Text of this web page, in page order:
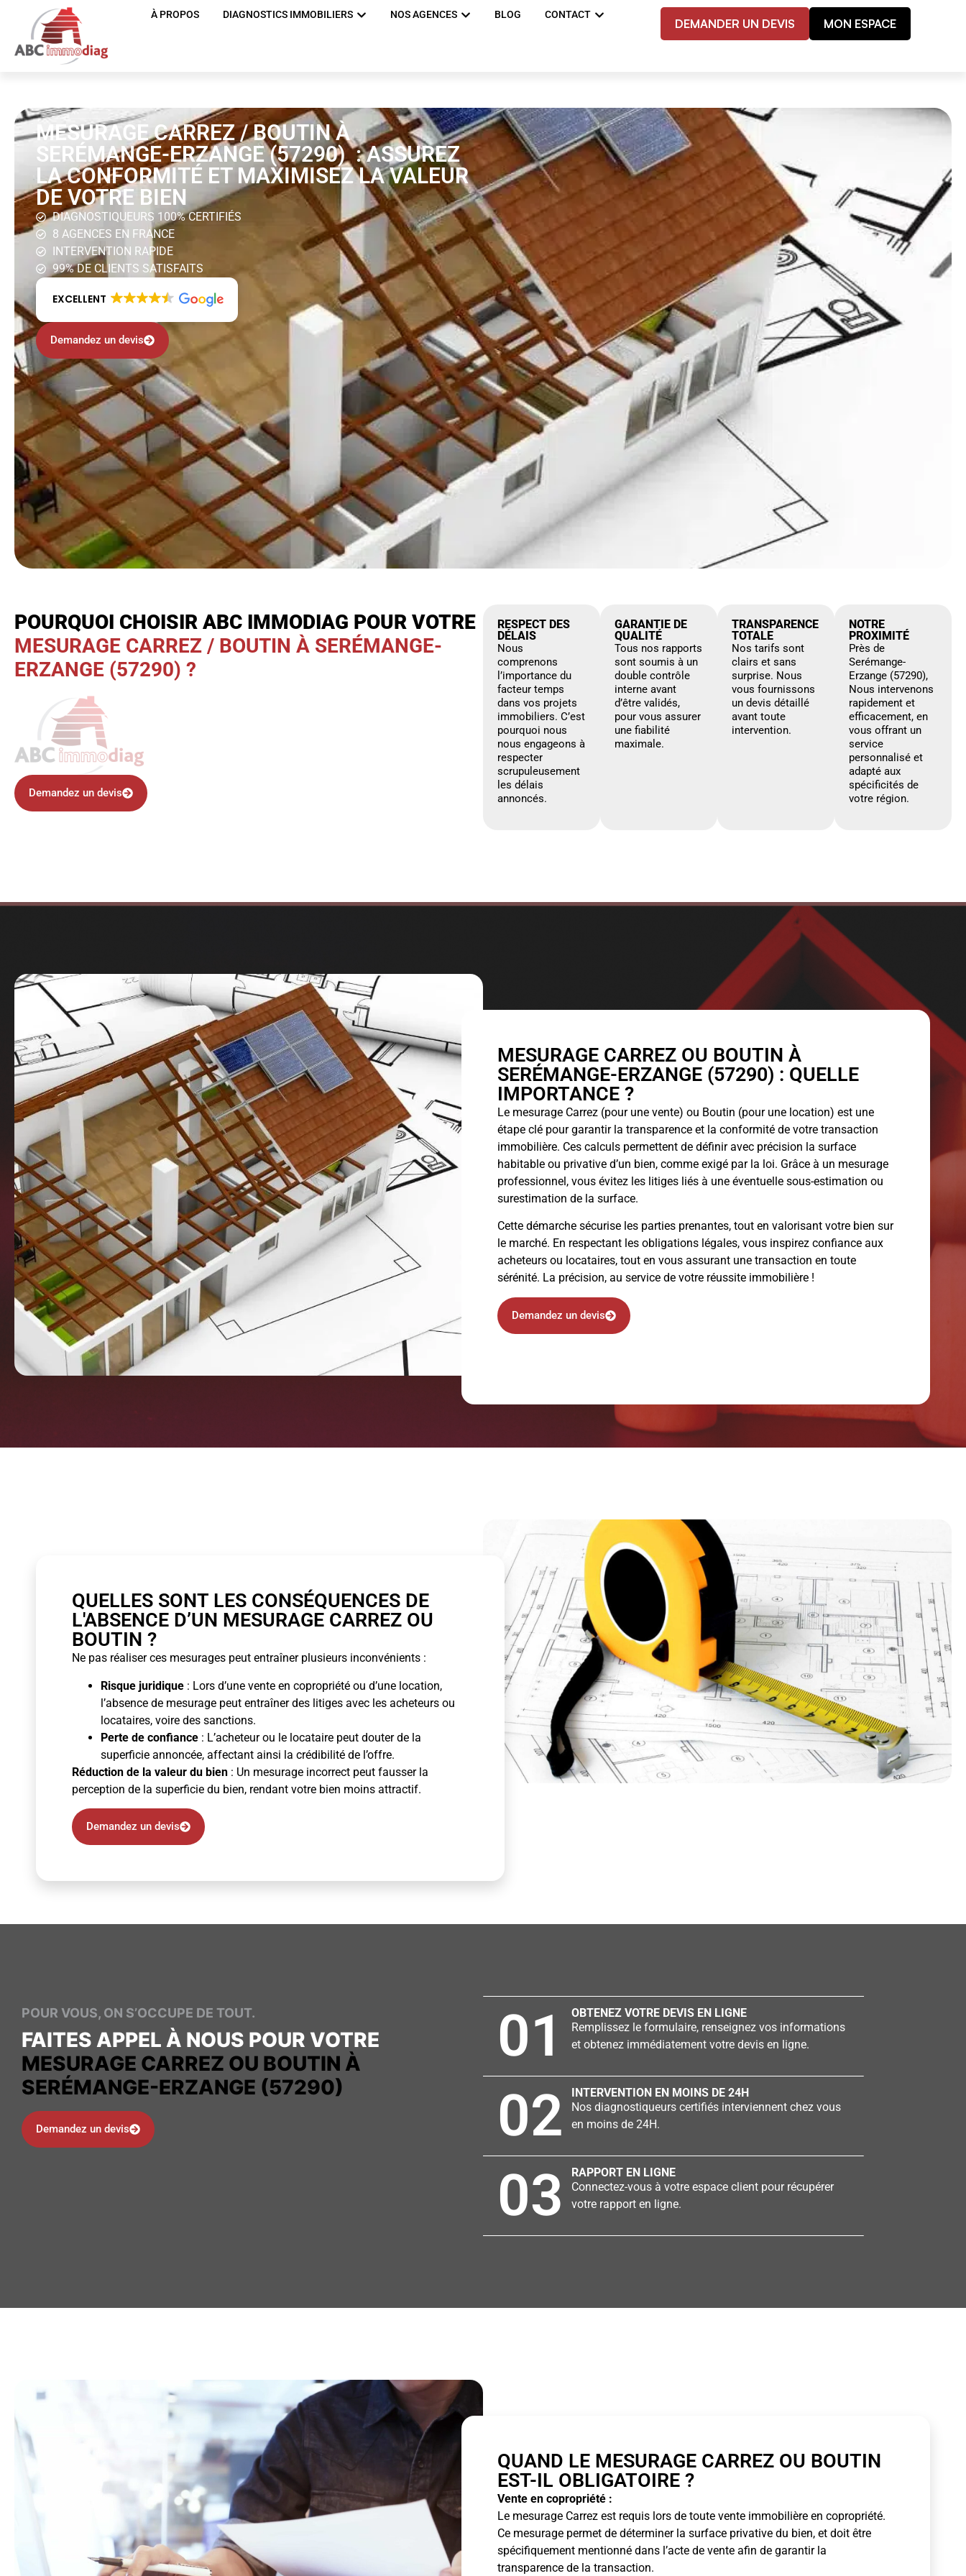
À PROPOS DIAGNOSTICS IMMOBILIERS NOS AGENCES BLOG CONTACT
DEMANDER UN DEVIS MON ESPACE
MESURAGE CARREZ / BOUTIN À
SERÉMANGE-ERZANGE (57290) : ASSUREZ
LA CONFORMITÉ ET MAXIMISEZ LA VALEUR
DE VOTRE BIEN
DIAGNOSTIQUEURS 100% CERTIFIÉS
8 AGENCES EN FRANCE
INTERVENTION RAPIDE
99% DE CLIENTS SATISFAITS
EXCELLENT
Demandez un devis
POURQUOI CHOISIR ABC IMMODIAG POUR VOTRE
MESURAGE CARREZ / BOUTIN À SERÉMANGE-
ERZANGE (57290) ?
Demandez un devis
RESPECT DES
DÉLAIS
Nous
comprenons
l’importance du
facteur temps
dans vos projets
immobiliers. C’est
pourquoi nous
nous engageons à
respecter
scrupuleusement
les délais
annoncés.
GARANTIE DE
QUALITÉ
Tous nos rapports
sont soumis à un
double contrôle
interne avant
d’être validés,
pour vous assurer
une fiabilité
maximale.
TRANSPARENCE
TOTALE
Nos tarifs sont
clairs et sans
surprise. Nous
vous fournissons
un devis détaillé
avant toute
intervention.
NOTRE
PROXIMITÉ
Près de
Serémange-
Erzange (57290),
Nous intervenons
rapidement et
efficacement, en
vous offrant un
service
personnalisé et
adapté aux
spécificités de
votre région.
MESURAGE CARREZ OU BOUTIN À
SERÉMANGE-ERZANGE (57290) : QUELLE
IMPORTANCE ?
Le mesurage Carrez (pour une vente) ou Boutin (pour une location) est une
étape clé pour garantir la transparence et la conformité de votre transaction
immobilière. Ces calculs permettent de définir avec précision la surface
habitable ou privative d’un bien, comme exigé par la loi. Grâce à un mesurage
professionnel, vous évitez les litiges liés à une éventuelle sous-estimation ou
surestimation de la surface.
Cette démarche sécurise les parties prenantes, tout en valorisant votre bien sur
le marché. En respectant les obligations légales, vous inspirez confiance aux
acheteurs ou locataires, tout en vous assurant une transaction en toute
sérénité. La précision, au service de votre réussite immobilière !
Demandez un devis
QUELLES SONT LES CONSÉQUENCES DE
L'ABSENCE D’UN MESURAGE CARREZ OU
BOUTIN ?
Ne pas réaliser ces mesurages peut entraîner plusieurs inconvénients :
Risque juridique : Lors d’une vente en copropriété ou d’une location,
l’absence de mesurage peut entraîner des litiges avec les acheteurs ou
locataires, voire des sanctions.
Perte de confiance : L’acheteur ou le locataire peut douter de la
superficie annoncée, affectant ainsi la crédibilité de l’offre.
Réduction de la valeur du bien : Un mesurage incorrect peut fausser la
perception de la superficie du bien, rendant votre bien moins attractif.
Demandez un devis
POUR VOUS, ON S’OCCUPE DE TOUT.
FAITES APPEL À NOUS POUR VOTRE
MESURAGE CARREZ OU BOUTIN À
SERÉMANGE-ERZANGE (57290)
Demandez un devis
01
OBTENEZ VOTRE DEVIS EN LIGNE
Remplissez le formulaire, renseignez vos informations
et obtenez immédiatement votre devis en ligne.
02
INTERVENTION EN MOINS DE 24H
Nos diagnostiqueurs certifiés interviennent chez vous
en moins de 24H.
03
RAPPORT EN LIGNE
Connectez-vous à votre espace client pour récupérer
votre rapport en ligne.
QUAND LE MESURAGE CARREZ OU BOUTIN
EST-IL OBLIGATOIRE ?
Vente en copropriété :
Le mesurage Carrez est requis lors de toute vente immobilière en copropriété.
Ce mesurage permet de déterminer la surface privative du bien, et doit être
spécifiquement mentionné dans l’acte de vente afin de garantir la
transparence de la transaction.